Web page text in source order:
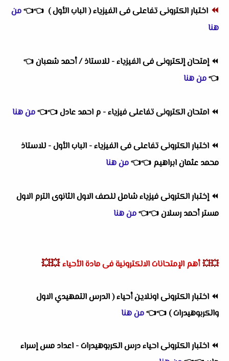
⏪ اختبار الكترونى تفاعلى فى الفيزياء ( الباب الأول ) 👈
👈من
هنا
⏪إمتحان إلكترونى فى الفيزياء - للاستاذ / أحمد شعبان👈
👈من هنا
⏪ امتحان الكترونى تفاعلى فيزياء - م احمد عادل👈
👈من هنا
⏪ اختبار الكترونى تفاعلى فى الفيزياء - الباب الأول - للاستاذ
محمد عثمان ابراهيم 👈
👈من هنا
⏪إختبار الكترونى فيزياء شامل للصف الاول الثانوى الترم الاول
مستر أحمد رسلان👈
👈من هنا
💥💥 أهم الإمتحانات الالكترونية فى مادة الأحياء 💥💥
⏪ اختبار الكترونى اونلاين أحياء ( الدرس التمهيدي الاول
والكربوهيدرات ) 👈
👈من هنا
⏪ اختبار الكترونى احياء درس الكربوهيدرات - اعداد مس إسراء